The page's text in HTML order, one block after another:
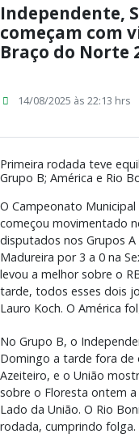
Independente,
começam com
Braço do Norte
14/08/2025 às 22:13 hrs
Primeira rodada teve
Grupo B; América e Rio
O Campeonato
começou movimentado
disputados nos Grupos A
Madureira por 3 a 0 na
levou a melhor sobre o
tarde, todos esses dois
Lauro Koch. O América
No Grupo B, o
Domingo a tarde fora de
Azeiteiro, e o União
sobre o Floresta ontem
Lado da União. O Rio
rodada, cumprindo folga.